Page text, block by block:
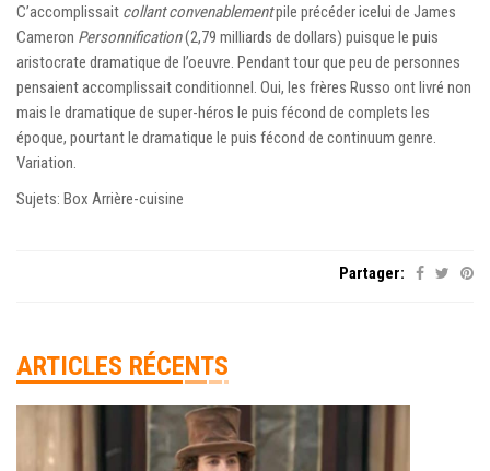
C’accomplissait collant convenablementpile précéder icelui de James
Cameron Personnification(2,79 milliards de dollars) puisque le puis
aristocrate dramatique de l’oeuvre. Pendant tour que peu de personnes
pensaient accomplissait conditionnel. Oui, les frères Russo ont livré non
mais le dramatique de super-héros le puis fécond de complets les
époque, pourtant le dramatique le puis fécond de continuum genre.
Variation.
Sujets: Box Arrière-cuisine
Partager:
ARTICLES RÉCENTS